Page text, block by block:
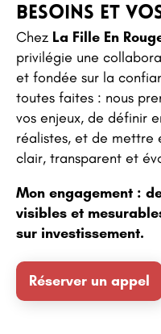
besoins et
Chez La Fille En
privilégie une
et fondée sur la
toutes faites : nous
vos enjeux, de définir
réalistes, et de mettre
clair, transparent et
Mon engagement :
visibles et
sur investissement.
Réserver un appel